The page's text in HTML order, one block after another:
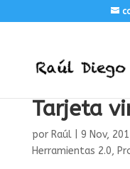
Tarjeta
por Raúl| 9 Nov,
Herramientas 2.0,